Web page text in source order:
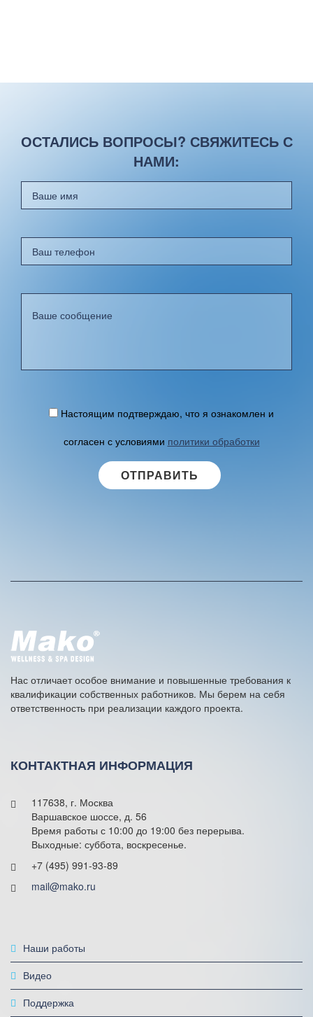
ОСТАЛИСЬ ВОПРОСЫ? СВЯЖИТЕСЬ С
НАМИ:
Настоящим подтверждаю, что я ознакомлен и
согласен с условиями политики обработки
персональных данных
e
t
i
v
e
:
Нас отличает особое внимание и повышенные требования к
квалификации собственных работников. Мы берем на себя
ответственность при реализации каждого проекта.
КОНТАКТНАЯ ИНФОРМАЦИЯ
117638, г. Москва
Варшавское шоссе, д. 56
Время работы с 10:00 до 19:00 без перерыва.
Выходные: суббота, воскресенье.
+7 (495) 991-93-89
mail@mako.ru
Наши работы
Видео
Поддержка